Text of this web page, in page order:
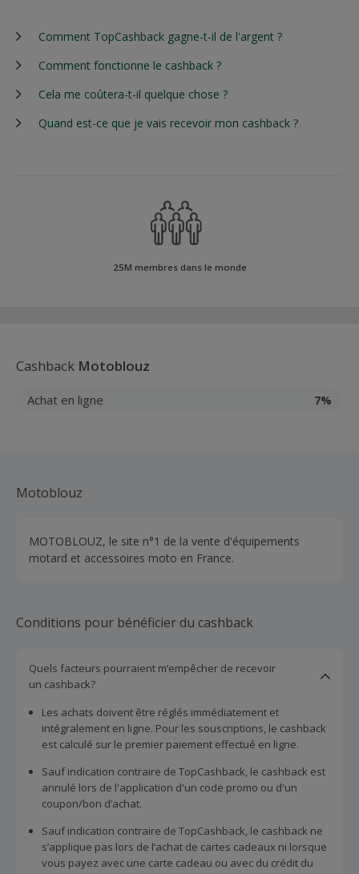
Comment TopCashback gagne-t-il de l'argent ?
Comment fonctionne le cashback ?
Cela me coûtera-t-il quelque chose ?
Quand est-ce que je vais recevoir mon cashback ?
25M membres dans le monde
Cashback Motoblouz
Achat en ligne 7%
Motoblouz
MOTOBLOUZ, le site n°1 de la vente d'équipements
motard et accessoires moto en France.
Conditions pour bénéficier du cashback
Quels facteurs pourraient m’empêcher de recevoir
un cashback?
Les achats doivent être réglés immédiatement et
intégralement en ligne. Pour les souscriptions, le cashback
est calculé sur le premier paiement effectué en ligne.
Sauf indication contraire de TopCashback, le cashback est
annulé lors de l'application d'un code promo ou d'un
coupon/bon d’achat.
Sauf indication contraire de TopCashback, le cashback ne
s’applique pas lors de l’achat de cartes cadeaux ni lorsque
vous payez avec une carte cadeau ou avec du crédit du